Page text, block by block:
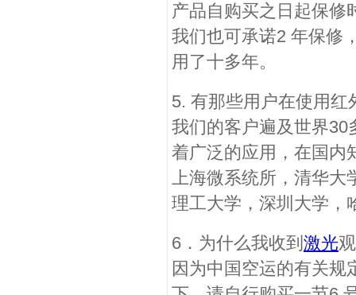
产品自购买之日起保修
我们也可承诺2 年保修
用了十多年。
5. 有那些用户在使用红
我们的客户遍及世界30
着广泛的应用，在国内
上海微系统所，清华大
理工大学，深圳大学，
6．为什么我收到 激光
因为中国空运的有关规